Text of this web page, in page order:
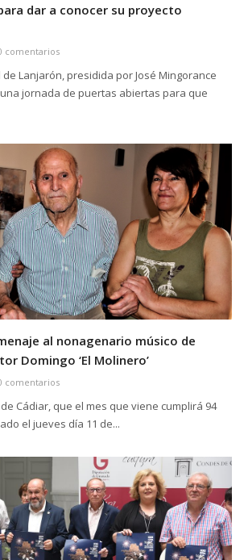
dar a conocer su proyecto
comentarios
de Lanjarón, presidida por José Mingorance
jornada de puertas abiertas para que
al nonagenario músico de
Domingo ‘El Molinero’
comentarios
de Cádiar, que el mes que viene cumplirá 94
el jueves día 11 de...